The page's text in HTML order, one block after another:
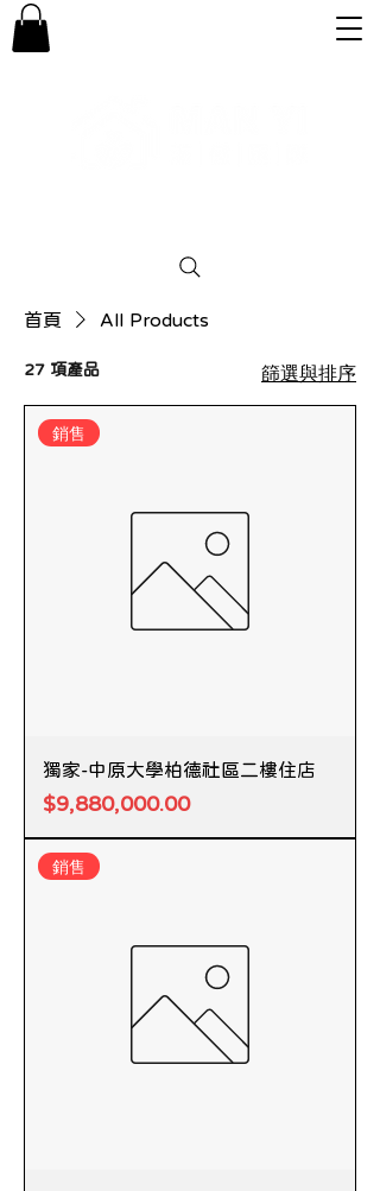
首頁 All Products
27 項產品 篩選與排序
銷售
獨家-中原大學柏德社區二樓住店
價格
$9,880,000.00
銷售